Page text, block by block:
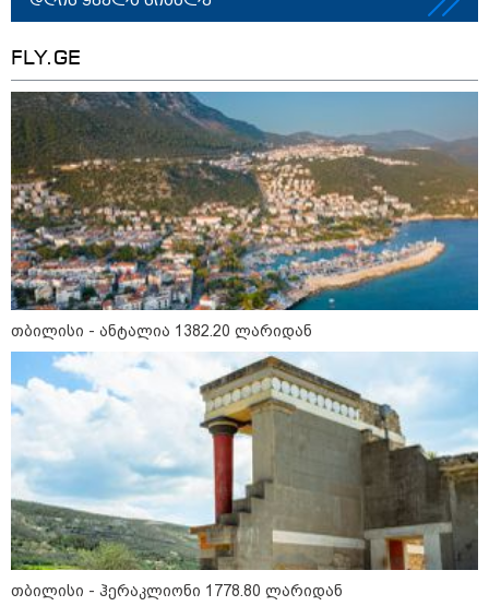
თბილისი - ანტალია 1382.20
ლარიდან
თბილისი - ჰერაკლიონი 1778.80
ლარიდან
თბილისი - ბუდაპეშტი 1421.00
ლარიდან
თბილისი - რომი 1419.50 ლარიდან
FLY.GE
თბილისი - ანტალია 1382.20 ლარიდან
თბილისი - ჰერაკლიონი 1778.80 ლარიდან